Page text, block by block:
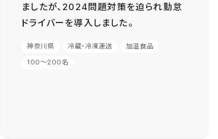
ましたが、2024問題対策を迫られ勤怠
ドライバーを導入しました。
神奈川県 冷蔵・冷凍運送
加温食品
100〜200名